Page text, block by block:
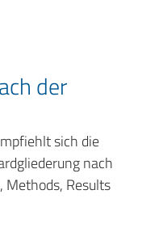
der
sich die
nach
Methods, Results